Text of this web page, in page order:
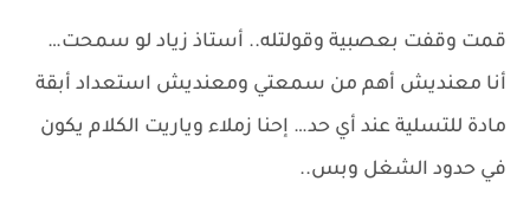
قمت وقفت بعصبية وقولتله.. أستاذ زياد لو سمحت…
أنا معنديش أهم من سمعتي ومعنديش استعداد أبقة
مادة للتسلية عند أي حد… إحنا زملاء وياريت الكلام يكون
في حدود الشغل وبس..